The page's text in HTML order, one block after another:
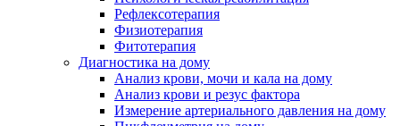
Рефлексотерапия
Физиотерапия
Фитотерапия
Диагностика на дому
Анализ крови, мочи и кала на дому
Анализ крови и резус фактора
Измерение артериального давления на дому